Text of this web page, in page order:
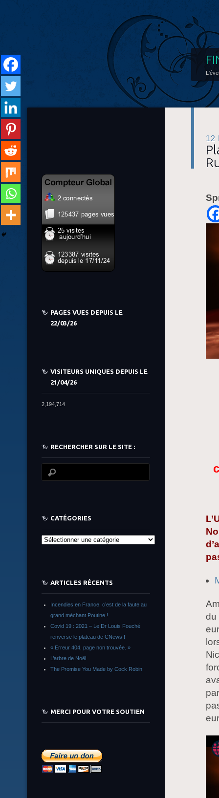
12
du
PAGES VUES DEPUIS LE
22/03/26
VISITEURS UNIQUES DEPUIS LE
21/04/26
2,194,714
RECHERCHER SUR LE SITE :
CATÉGORIES
Catégories
ARTICLES RÉCENTS
Incendies en France, c’est de la faute au
grand méchant Poutine !
Covid 19 : 2021 – Le Dr Louis Fouché
renverse le plateau de CNews !
« Erreur 404, page non trouvée. »
L’arbre de Noêl
The Promise You Made by Cock Robin
MERCI POUR VOTRE SOUTIEN